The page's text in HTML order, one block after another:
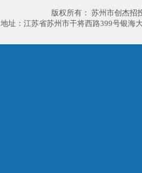
版权所有： 苏州市创杰
地址：江苏省苏州市干将西路399号银海